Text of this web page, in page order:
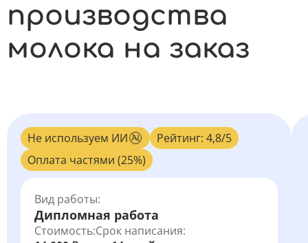
производства
молока на заказ
Не используем ИИ
Рейтинг: 4,8/5
Оплата частями (25%)
Вид работы:
Дипломная работа
Стоимость:Срок написания: